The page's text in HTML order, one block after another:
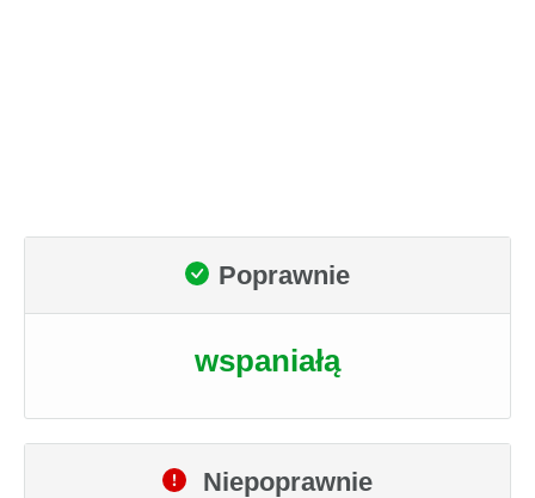
Poprawnie
wspaniałą
Niepoprawnie